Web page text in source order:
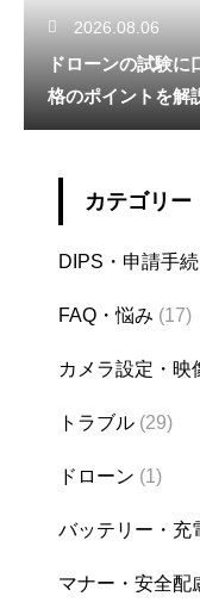
2026.08.06
ドローンの試験
格のポイントを解
カテゴリー
DIPS・申請手続
FAQ・悩み (17)
カメラ設定・映
トラブル (29)
ドローン (1)
バッテリー・充
マナー・安全配